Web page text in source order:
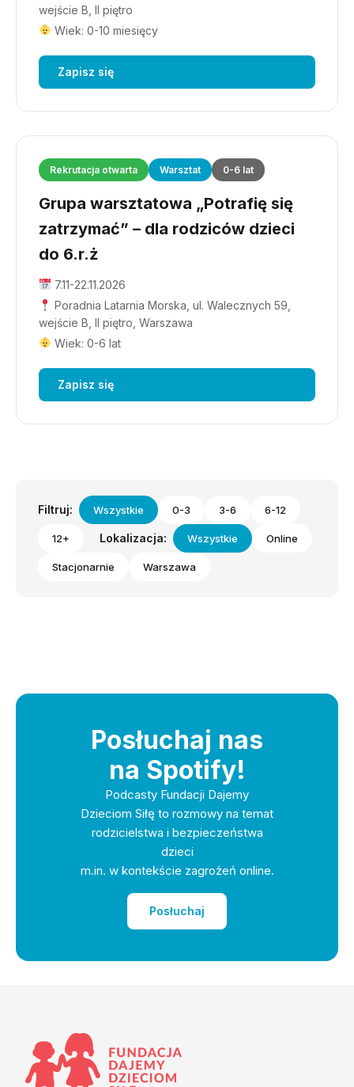
wejście B, II piętro
Wiek: 0-10 miesięcy
Zapisz się
Rekrutacja otwarta Warsztat 0-6 lat
Grupa warsztatowa „Potrafię się
zatrzymać” – dla rodziców dzieci
do 6.r.ż
7.11-22.11.2026
Poradnia Latarnia Morska, ul. Walecznych 59,
wejście B, II piętro, Warszawa
Wiek: 0-6 lat
Zapisz się
Filtruj: Wszystkie 0-3 3-6 6-12
12+ Lokalizacja: Wszystkie Online
Stacjonarnie Warszawa
Posłuchaj nas
na Spotify!
Podcasty Fundacji Dajemy
Dzieciom Siłę to rozmowy na temat
rodzicielstwa i bezpieczeństwa
dzieci
m.in. w kontekście zagrożeń online.
Posłuchaj